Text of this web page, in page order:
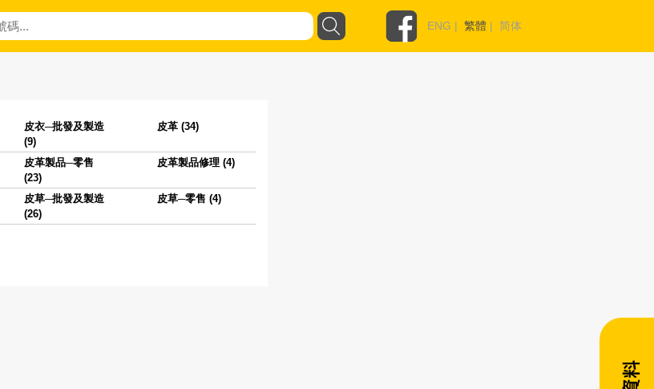
ENG | 繁體 | 简体
皮衣─批發及製造
(9)
皮革 (34)
皮革製品─零售
(23)
皮革製品修理 (4)
皮草─批發及製造
(26)
皮草─零售 (4)